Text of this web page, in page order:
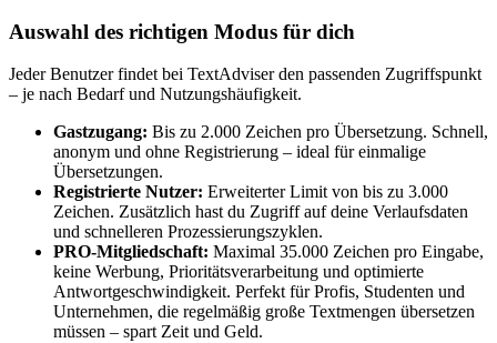
Auswahl des richtigen Modus für dich
Jeder Benutzer findet bei TextAdviser den passenden Zugriffspunkt
– je nach Bedarf und Nutzungshäufigkeit.
Gastzugang: Bis zu 2.000 Zeichen pro Übersetzung. Schnell,
anonym und ohne Registrierung – ideal für einmalige
Übersetzungen.
Registrierte Nutzer: Erweiterter Limit von bis zu 3.000
Zeichen. Zusätzlich hast du Zugriff auf deine Verlaufsdaten
und schnelleren Prozessierungszyklen.
PRO-Mitgliedschaft: Maximal 35.000 Zeichen pro Eingabe,
keine Werbung, Prioritätsverarbeitung und optimierte
Antwortgeschwindigkeit. Perfekt für Profis, Studenten und
Unternehmen, die regelmäßig große Textmengen übersetzen
müssen – spart Zeit und Geld.